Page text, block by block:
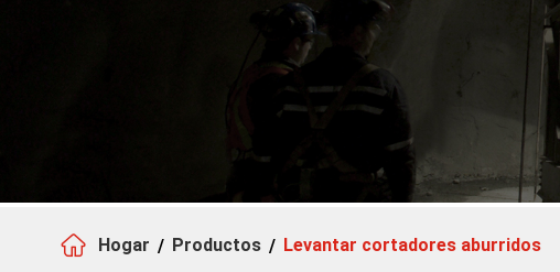
 Hogar Productos Levantar cortadores aburridos